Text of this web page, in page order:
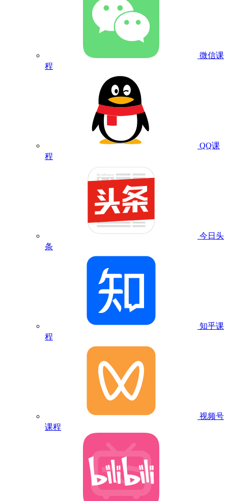
微信课
程
QQ课
程
今日头
条
知乎课
程
视频号
课程